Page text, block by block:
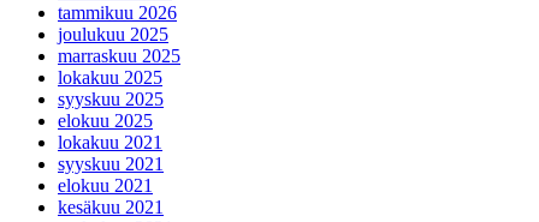
tammikuu 2026
joulukuu 2025
marraskuu 2025
lokakuu 2025
syyskuu 2025
elokuu 2025
lokakuu 2021
syyskuu 2021
elokuu 2021
kesäkuu 2021